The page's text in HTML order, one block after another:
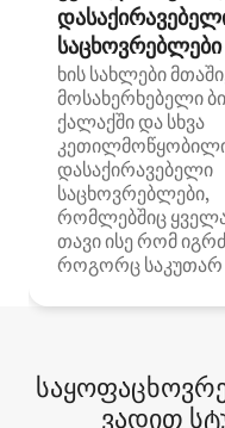
საცხოვრებლები
ხის სახლები
მოსახერხებელი
ქალაქში და სხვა
დასაქირავებელი
საცხოვრებლები,
რომლებშიც
თავი ისე რომ
როგორც საკუთარ
ვადით